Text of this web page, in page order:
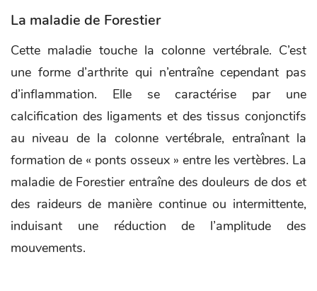
La maladie de Forestier
Cette maladie touche la colonne vertébrale. C’est
une forme d’arthrite qui n’entraîne cependant pas
d’inflammation. Elle se caractérise par une
calcification des ligaments et des tissus conjonctifs
au niveau de la colonne vertébrale, entraînant la
formation de « ponts osseux » entre les vertèbres. La
maladie de Forestier entraîne des douleurs de dos et
des raideurs de manière continue ou intermittente,
induisant une réduction de l’amplitude des
mouvements.